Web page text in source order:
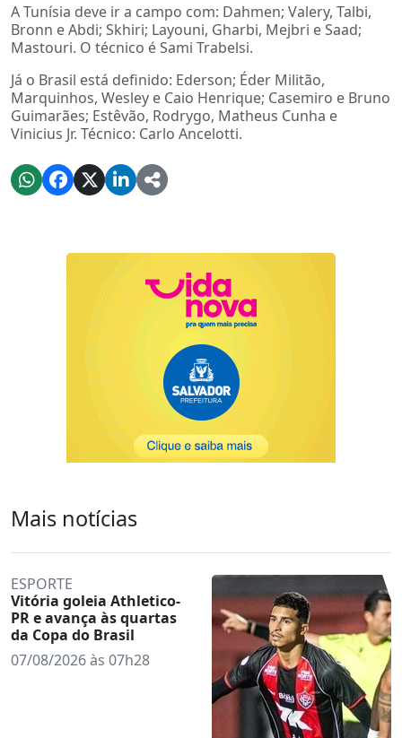
A Tunísia deve ir a campo com: Dahmen; Valery, Talbi,
Bronn e Abdi; Skhiri; Layouni, Gharbi, Mejbri e Saad;
Mastouri. O técnico é Sami Trabelsi.
Já o Brasil está definido: Ederson; Éder Militão,
Marquinhos, Wesley e Caio Henrique; Casemiro e Bruno
Guimarães; Estêvão, Rodrygo, Matheus Cunha e
Vinicius Jr. Técnico: Carlo Ancelotti.
Mais notícias
ESPORTE
Vitória goleia Athletico-
PR e avança às quartas
da Copa do Brasil
07/08/2026 às 07h28